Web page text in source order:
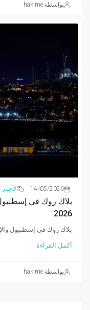
بواسطة hakime
14/05/2026 الأخبار
بلاك روك في إسطنبول
2026
بلاك روك في إسطنبول
أكمل القراءة
بواسطة hakime